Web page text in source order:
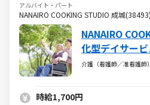
アルバイト・パート
NANAIRO COOKING STUDIO 成城(38493)
NANAIRO
化型デイサー
かせる♪／ブラ
介護（看護師／准看護師）
時給1,700円